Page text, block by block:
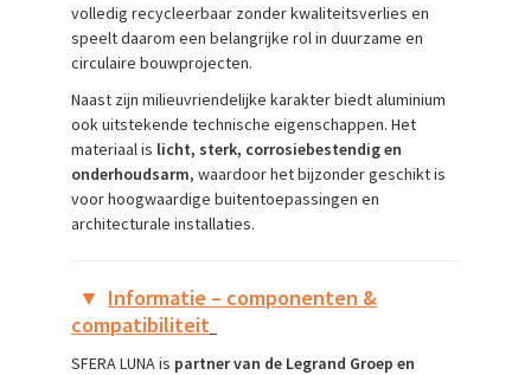
volledig recycleerbaar zonder kwaliteitsverlies en
speelt daarom een belangrijke rol in duurzame en
circulaire bouwprojecten.
Naast zijn milieuvriendelijke karakter biedt aluminium
ook uitstekende technische eigenschappen. Het
materiaal is licht, sterk, corrosiebestendig en
onderhoudsarm, waardoor het bijzonder geschikt is
voor hoogwaardige buitentoepassingen en
architecturale installaties.
▼ Informatie – componenten &
compatibiliteit
SFERA LUNA is partner van de Legrand Groep en